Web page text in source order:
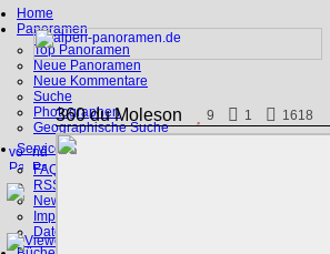
Home
Panoramen
Top Panoramen
Neue Panoramen
Neue Kommentare
Suche
Photographen
Geographische Suche
Service
FAQ
RSS, Google Earth
News
Impressum
Datenschutz
360 du Moleson 9 1 1618